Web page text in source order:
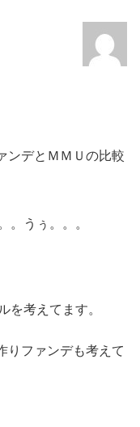
ンデとＭＭＵの比較
。うぅ。。。
を考えてます。
りファンデも考えて